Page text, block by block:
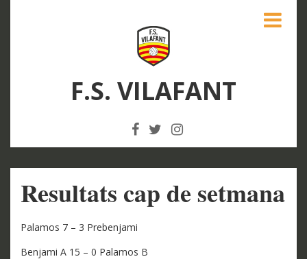
F.S. VILAFANT
Resultats cap de setmana
Palamos 7 – 3 Prebenjami
Benjami A 15 – 0 Palamos B